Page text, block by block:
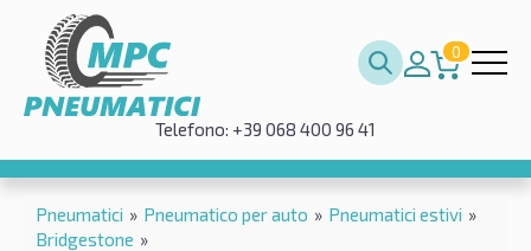
0
Telefono: +39 068 400 96 41
Pneumatici » Pneumatico per auto » Pneumatici estivi »
Bridgestone »